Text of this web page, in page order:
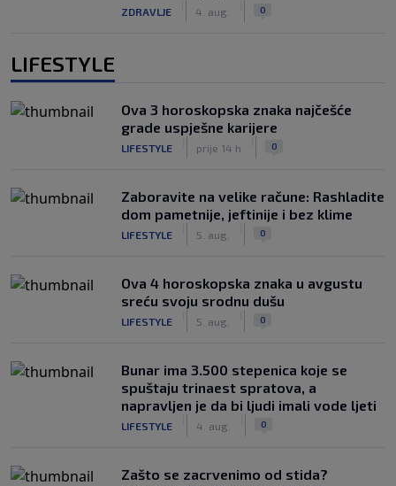
ZDRAVLJE 4. aug. 0
LIFESTYLE
Ova 3 horoskopska znaka najčešće
grade uspješne karijere
LIFESTYLE prije 14 h 0
Zaboravite na velike račune: Rashladite
dom pametnije, jeftinije i bez klime
LIFESTYLE 5. aug. 0
Ova 4 horoskopska znaka u avgustu
sreću svoju srodnu dušu
LIFESTYLE 5. aug. 0
Bunar imа 3.500 stepenica koje se
spuštaju trinaest spratova, a
napravljen je da bi ljudi imali vode ljeti
LIFESTYLE 4. aug. 0
Zašto se zacrvenimo od stida?